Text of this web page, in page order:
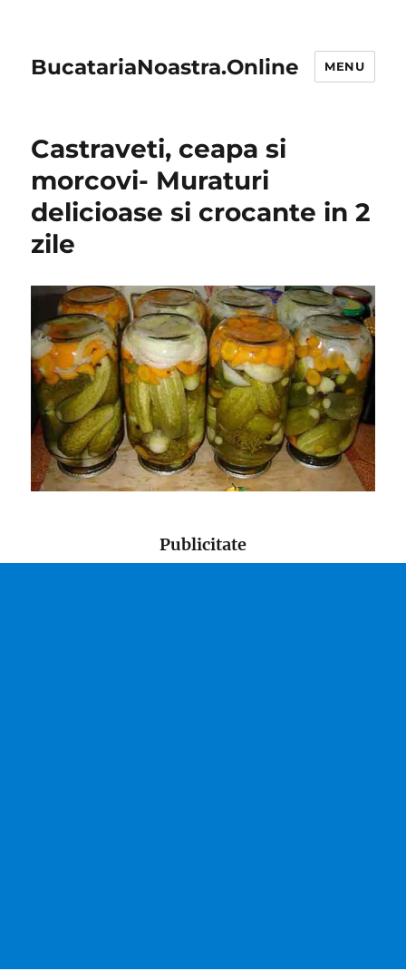
BucatariaNoastra.Online MENU
Castraveti, ceapa si
morcovi- Muraturi
delicioase si crocante in 2
zile
Publicitate